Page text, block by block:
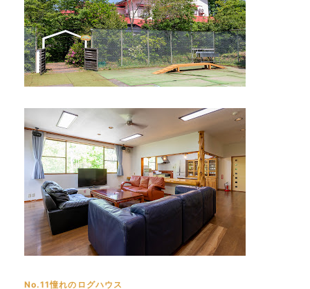
No.11憧れのログハウス